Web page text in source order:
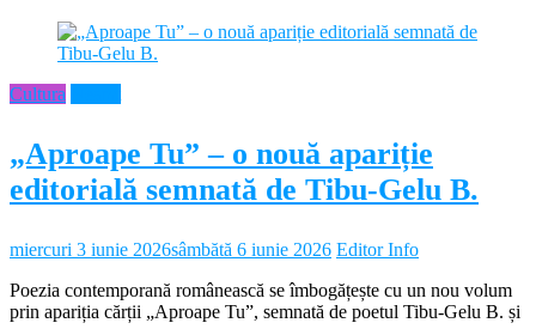
Cultura
„Aproape Tu” – o nouă apariție
editorială semnată de Tibu-Gelu B.
miercuri 3 iunie 2026sâmbătă 6 iunie 2026 Editor Info
Poezia contemporană românească se îmbogățește cu un nou volum
prin apariția cărții „Aproape Tu”, semnată de poetul Tibu-Gelu B. și